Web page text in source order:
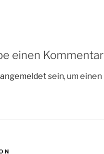
einen Kommentar
angemeldet sein, um